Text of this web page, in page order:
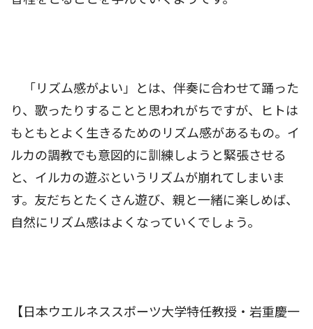
「リズム感がよい」とは、伴奏に合わせて踊った
り、歌ったりすることと思われがちですが、ヒトは
もともとよく生きるためのリズム感があるもの。イ
ルカの調教でも意図的に訓練しようと緊張させる
と、イルカの遊ぶというリズムが崩れてしまいま
す。友だちとたくさん遊び、親と一緒に楽しめば、
自然にリズム感はよくなっていくでしょう。
【日本ウエルネススポーツ大学特任教授・岩重慶一